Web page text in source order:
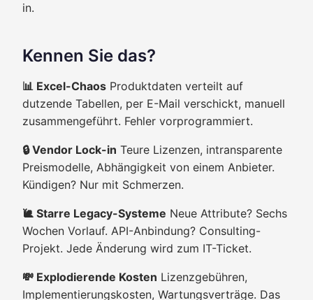
in.
Kennen Sie das?
📊 Excel-Chaos Produktdaten verteilt auf
dutzende Tabellen, per E-Mail verschickt, manuell
zusammengeführt. Fehler vorprogrammiert.
🔒 Vendor Lock-in Teure Lizenzen, intransparente
Preismodelle, Abhängigkeit von einem Anbieter.
Kündigen? Nur mit Schmerzen.
🐌 Starre Legacy-Systeme Neue Attribute? Sechs
Wochen Vorlauf. API-Anbindung? Consulting-
Projekt. Jede Änderung wird zum IT-Ticket.
💸 Explodierende Kosten Lizenzgebühren,
Implementierungskosten, Wartungsverträge. Das